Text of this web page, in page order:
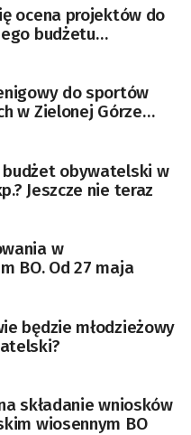
ocena projektów do
budżetu
do sportów
w Zielonej Górze
budżet obywatelski w
Jeszcze nie teraz
w
BO. Od 27 maja
będzie młodzieżowy
składanie wniosków
wiosennym BO